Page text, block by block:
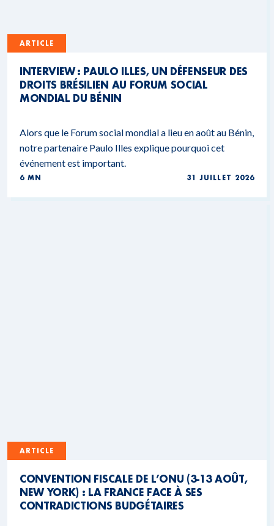
ARTICLE
INTERVIEW : PAULO ILLES, UN DÉFENSEUR DES
DROITS BRÉSILIEN AU FORUM SOCIAL
MONDIAL DU BÉNIN
Alors que le Forum social mondial a lieu en août au Bénin,
notre partenaire Paulo Illes explique pourquoi cet
événement est important.
6 MN 31 JUILLET 2026
ARTICLE
CONVENTION FISCALE DE L’ONU (3-13 AOÛT,
NEW YORK) : LA FRANCE FACE À SES
CONTRADICTIONS BUDGÉTAIRES